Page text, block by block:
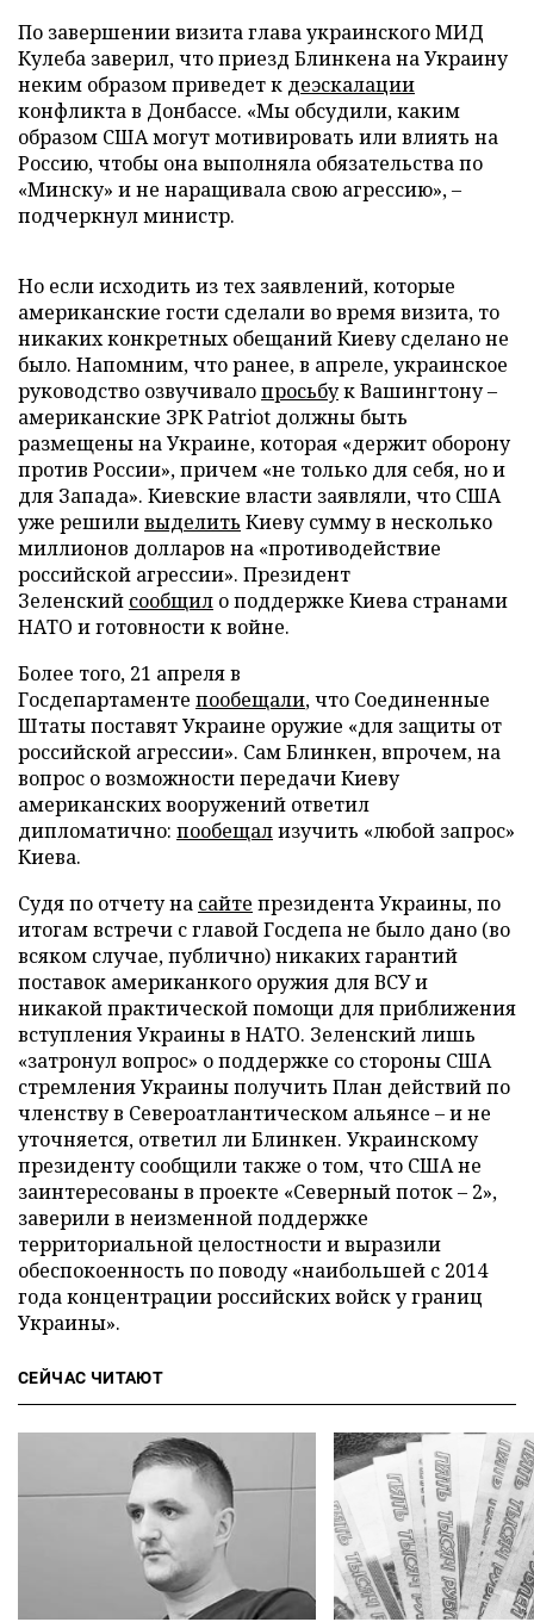
По завершении визита глава украинского МИД
Кулеба заверил, что приезд Блинкена на Украину
неким образом приведет к деэскалации
конфликта в Донбассе. «Мы обсудили, каким
образом США могут мотивировать или влиять на
Россию, чтобы она выполняла обязательства по
«Минску» и не наращивала свою агрессию», –
подчеркнул министр.
Но если исходить из тех заявлений, которые
американские гости сделали во время визита, то
никаких конкретных обещаний Киеву сделано не
было. Напомним, что ранее, в апреле, украинское
руководство озвучивалопросьбук Вашингтону –
американские ЗРК Patriot должны быть
размещены на Украине, которая «держит оборону
против России», причем «не только для себя, но и
для Запада». Киевские власти заявляли, что США
уже решиливыделить Киеву сумму в несколько
миллионов долларов на «противодействие
российской агрессии». Президент
Зеленский сообщил о поддержке Киева странами
НАТО и готовности к войне.
Более того, 21 апреля в
Госдепартаменте пообещали, что Соединенные
Штаты поставят Украине оружие «для защиты от
российской агрессии». Сам Блинкен, впрочем, на
вопрос о возможности передачи Киеву
американских вооружений ответил
дипломатично: пообещализучить «любой запрос»
Киева.
Судя по отчету на сайте президента Украины, по
итогам встречи с главой Госдепа не было дано (во
всяком случае, публично) никаких гарантий
поставок американкого оружия для ВСУ и
никакой практической помощи для приближения
вступления Украины в НАТО. Зеленский лишь
«затронул вопрос» о поддержке со стороны США
стремления Украины получить План действий по
членству в Североатлантическом альянсе – и не
уточняется, ответил ли Блинкен. Украинскому
президенту сообщили также о том, что США не
заинтересованы в проекте «Северный поток – 2»,
заверили в неизменной поддержке
территориальной целостности и выразили
обеспокоенность по поводу «наибольшей с 2014
года концентрации российских войск у границ
Украины».
СЕЙЧАС ЧИТАЮТ